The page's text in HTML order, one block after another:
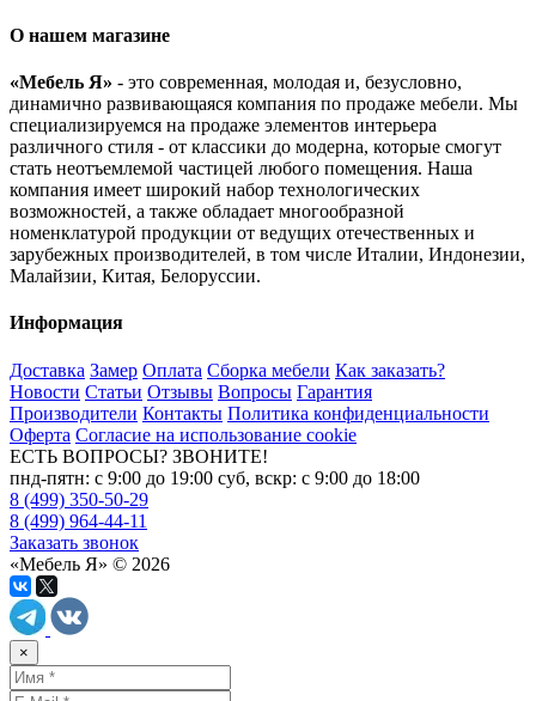
О нашем магазине
«Мебель Я» - это современная, молодая и, безусловно,
динамично развивающаяся компания по продаже мебели. Мы
специализируемся на продаже элементов интерьера
различного стиля - от классики до модерна, которые смогут
стать неотъемлемой частицей любого помещения. Наша
компания имеет широкий набор технологических
возможностей, а также обладает многообразной
номенклатурой продукции от ведущих отечественных и
зарубежных производителей, в том числе Италии, Индонезии,
Малайзии, Китая, Белоруссии.
Информация
Доставка Замер Оплата Сборка мебели Как заказать?
Новости Статьи Отзывы Вопросы Гарантия
Производители Контакты Политика конфиденциальности
Оферта Согласие на использование cookie
ЕСТЬ ВОПРОСЫ? ЗВОНИТЕ!
пнд-пятн: с 9:00 до 19:00 суб, вскр: с 9:00 до 18:00
8 (499) 350-50-29
8 (499) 964-44-11
Заказать звонок
«Мебель Я» © 2026
×